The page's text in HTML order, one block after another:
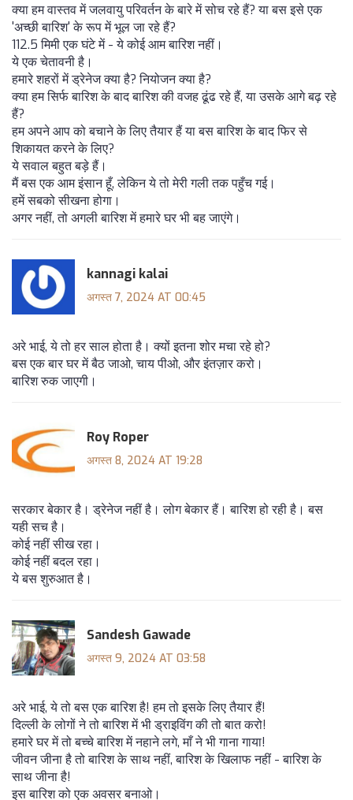
क्या हम वास्तव में जलवायु परिवर्तन के बारे में सोच रहे हैं? या बस इसे एक
'अच्छी बारिश' के रूप में भूल जा रहे हैं?
112.5 मिमी एक घंटे में - ये कोई आम बारिश नहीं।
ये एक चेतावनी है।
हमारे शहरों में ड्रेनेज क्या है? नियोजन क्या है?
क्या हम सिर्फ बारिश के बाद बारिश की वजह ढूंढ रहे हैं, या उसके आगे बढ़ रहे
हैं?
हम अपने आप को बचाने के लिए तैयार हैं या बस बारिश के बाद फिर से
शिकायत करने के लिए?
ये सवाल बहुत बड़े हैं।
मैं बस एक आम इंसान हूँ, लेकिन ये तो मेरी गली तक पहुँच गई।
हमें सबको सीखना होगा।
अगर नहीं, तो अगली बारिश में हमारे घर भी बह जाएंगे।
kannagi kalai
अगस्त 7, 2024 AT 00:45
अरे भाई, ये तो हर साल होता है। क्यों इतना शोर मचा रहे हो?
बस एक बार घर में बैठ जाओ, चाय पीओ, और इंतज़ार करो।
बारिश रुक जाएगी।
Roy Roper
अगस्त 8, 2024 AT 19:28
सरकार बेकार है। ड्रेनेज नहीं है। लोग बेकार हैं। बारिश हो रही है। बस
यही सच है।
कोई नहीं सीख रहा।
कोई नहीं बदल रहा।
ये बस शुरुआत है।
Sandesh Gawade
अगस्त 9, 2024 AT 03:58
अरे भाई, ये तो बस एक बारिश है! हम तो इसके लिए तैयार हैं!
दिल्ली के लोगों ने तो बारिश में भी ड्राइविंग की तो बात करो!
हमारे घर में तो बच्चे बारिश में नहाने लगे, माँ ने भी गाना गाया!
जीवन जीना है तो बारिश के साथ नहीं, बारिश के खिलाफ नहीं - बारिश के
साथ जीना है!
इस बारिश को एक अवसर बनाओ।